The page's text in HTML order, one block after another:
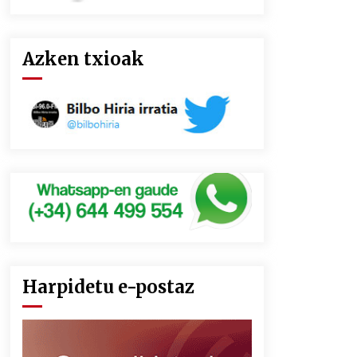
Azken txioak
Harpidetu e-postaz